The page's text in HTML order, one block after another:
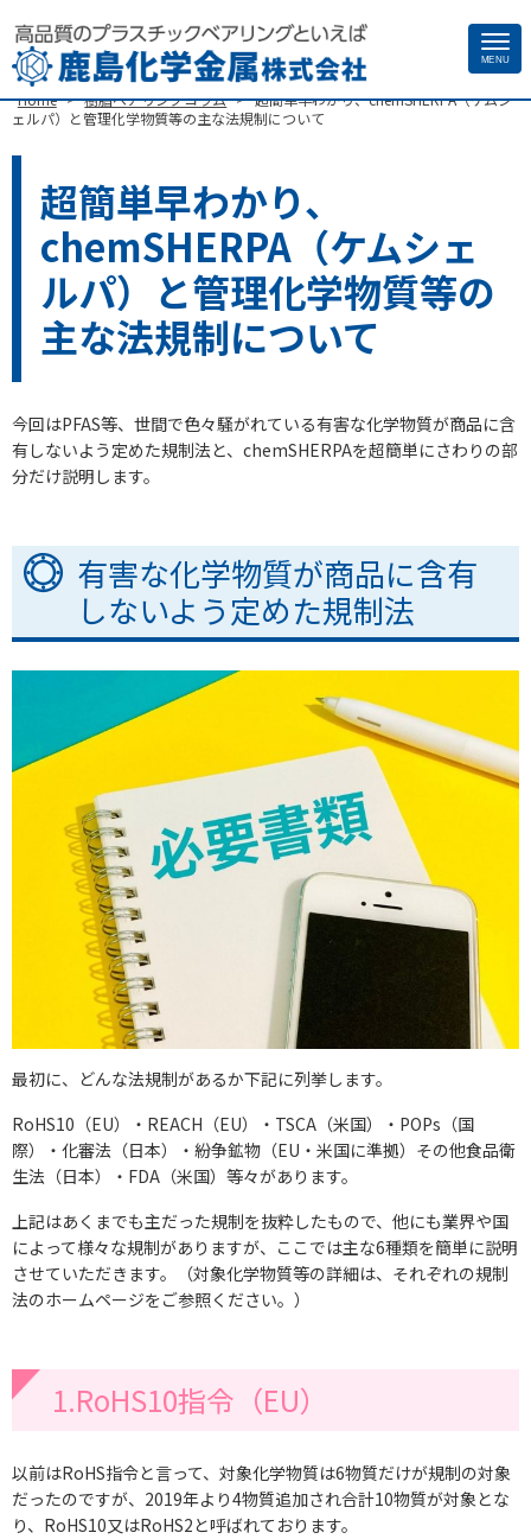
MENU
Home > 樹脂ベアリングコラム > 超簡単早わかり、chemSHERPA（ケムシ
ェルパ）と管理化学物質等の主な法規制について
超簡単早わかり、
chemSHERPA（ケムシェ
ルパ）と管理化学物質等の
主な法規制について
今回はPFAS等、世間で色々騒がれている有害な化学物質が商品に含
有しないよう定めた規制法と、chemSHERPAを超簡単にさわりの部
分だけ説明します。
有害な化学物質が商品に含有
しないよう定めた規制法
最初に、どんな法規制があるか下記に列挙します。
RoHS10（EU）・REACH（EU）・TSCA（米国）・POPs（国
際）・化審法（日本）・紛争鉱物（EU・米国に準拠）その他食品衛
生法（日本）・FDA（米国）等々があります。
上記はあくまでも主だった規制を抜粋したもので、他にも業界や国
によって様々な規制がありますが、ここでは主な6種類を簡単に説明
させていただきます。（対象化学物質等の詳細は、それぞれの規制
法のホームページをご参照ください。）
1.RoHS10指令（EU）
以前はRoHS指令と言って、対象化学物質は6物質だけが規制の対象
だったのですが、2019年より4物質追加され合計10物質が対象とな
り、RoHS10又はRoHS2と呼ばれております。
Site
Footer